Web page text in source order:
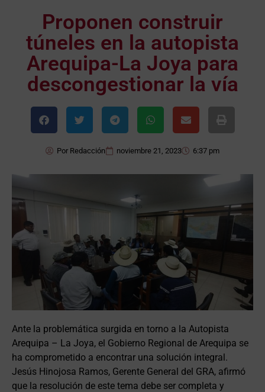
Proponen construir
túneles en la autopista
Arequipa-La Joya para
descongestionar la vía
Por Redacción noviembre 21, 2023 6:37 pm
Ante la problemática surgida en torno a la Autopista
Arequipa – La Joya, el Gobierno Regional de Arequipa se
ha comprometido a encontrar una solución integral.
Jesús Hinojosa Ramos, Gerente General del GRA, afirmó
que la resolución de este tema debe ser completa y